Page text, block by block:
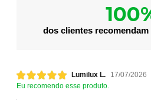
dos clientes
Lumilux L.
17/07/2026
Eu recomendo esse produto.